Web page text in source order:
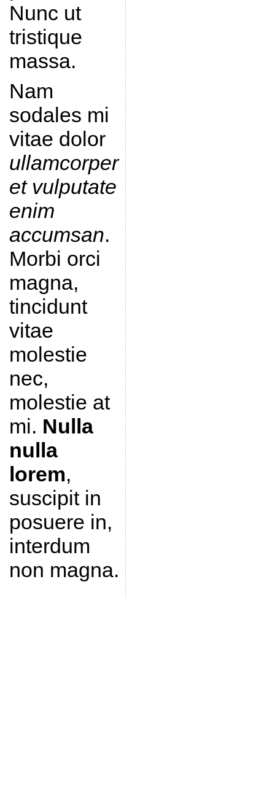
Nunc ut
tristique
massa.
Nam
sodales mi
vitae dolor
ullamcorper
et vulputate
enim
accumsan.
Morbi orci
magna,
tincidunt
vitae
molestie
nec,
molestie at
mi. Nulla
nulla
lorem,
suscipit in
posuere in,
interdum
non magna.